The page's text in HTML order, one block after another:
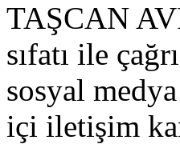
TAŞCAN
sıfatı ile
sosyal
içi iletişim